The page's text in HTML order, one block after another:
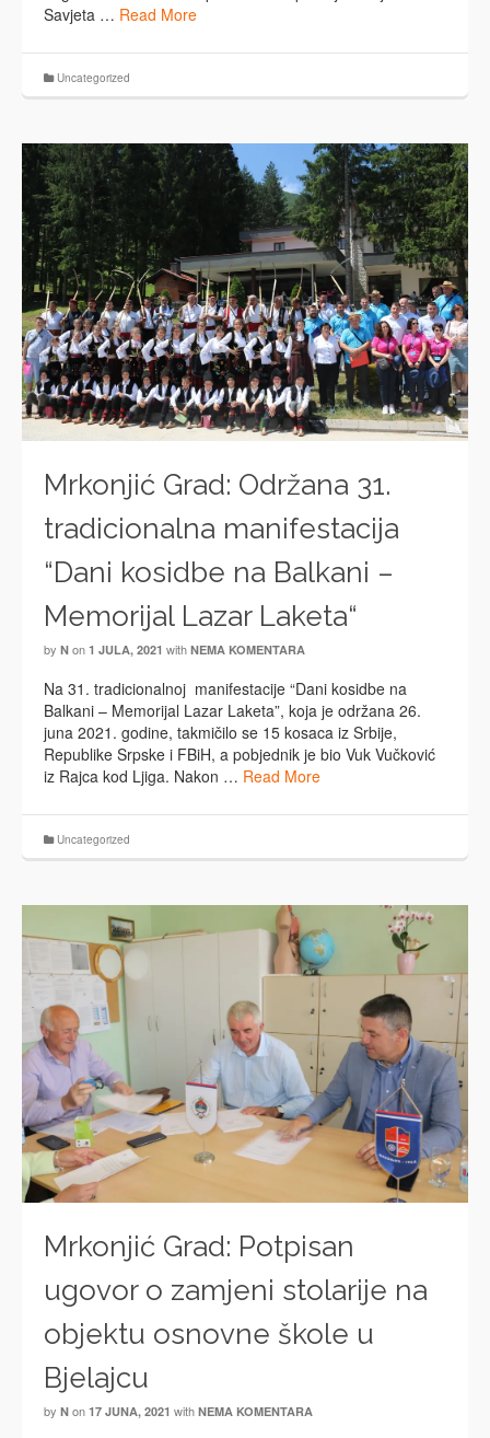
Savjeta … Read More
Uncategorized
Mrkonjić Grad: Održana 31.
tradicionalna manifestacija
“Dani kosidbe na Balkani –
Memorijal Lazar Laketa“
by N on 1 JULA, 2021 with NEMA KOMENTARA
Na 31. tradicionalnoj manifestacije “Dani kosidbe na
Balkani – Memorijal Lazar Laketa”, koja je održana 26.
juna 2021. godine, takmičilo se 15 kosaca iz Srbije,
Republike Srpske i FBiH, a pobjednik je bio Vuk Vučković
iz Rajca kod Ljiga. Nakon … Read More
Uncategorized
Mrkonjić Grad: Potpisan
ugovor o zamjeni stolarije na
objektu osnovne škole u
Bjelajcu
by N on 17 JUNA, 2021 with NEMA KOMENTARA